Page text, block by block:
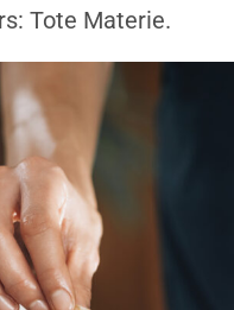
Tote Materie.